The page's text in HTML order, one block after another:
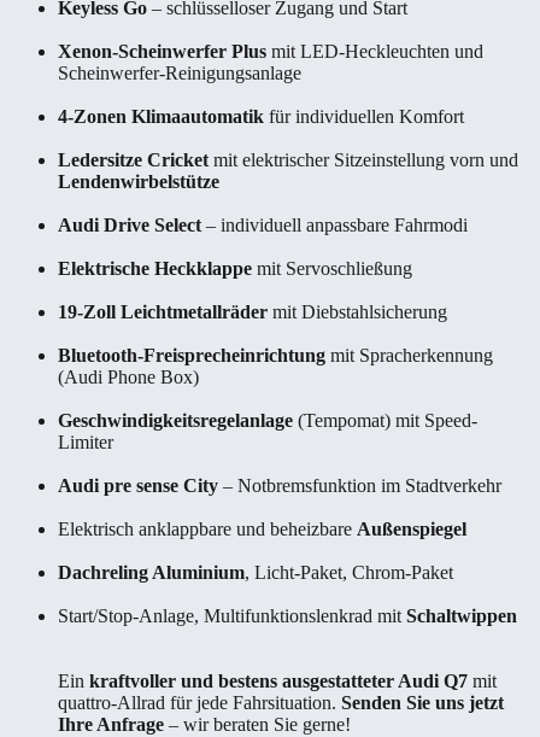
Keyless Go – schlüsselloser Zugang und Start
Xenon-Scheinwerfer Plus mit LED-Heckleuchten und
Scheinwerfer-Reinigungsanlage
4-Zonen Klimaautomatik für individuellen Komfort
Ledersitze Cricket mit elektrischer Sitzeinstellung vorn und
Lendenwirbelstütze
Audi Drive Select – individuell anpassbare Fahrmodi
Elektrische Heckklappe mit Servoschließung
19-Zoll Leichtmetallräder mit Diebstahlsicherung
Bluetooth-Freisprecheinrichtung mit Spracherkennung
(Audi Phone Box)
Geschwindigkeitsregelanlage (Tempomat) mit Speed-
Limiter
Audi pre sense City – Notbremsfunktion im Stadtverkehr
Elektrisch anklappbare und beheizbare Außenspiegel
Dachreling Aluminium, Licht-Paket, Chrom-Paket
Start/Stop-Anlage, Multifunktionslenkrad mit Schaltwippen
Ein kraftvoller und bestens ausgestatteter Audi Q7 mit
quattro-Allrad für jede Fahrsituation. Senden Sie uns jetzt
Ihre Anfrage – wir beraten Sie gerne!